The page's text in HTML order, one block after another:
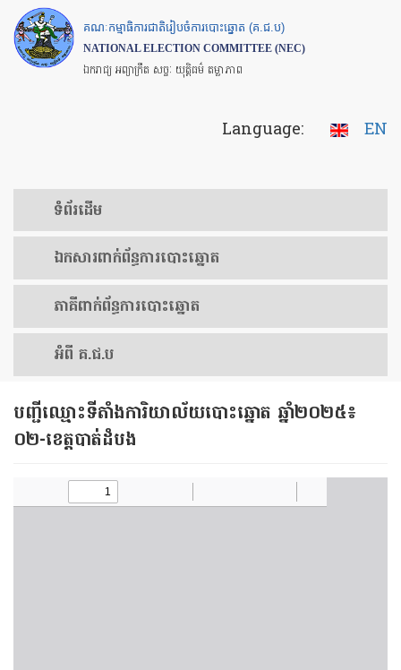
Skip
to
main
គណៈកម្មាធិការជាតិរៀបចំការបោះឆ្នោត (គ.ជ.ប)
NATIONAL ELECTION COMMITTEE (NEC)
ឯករាជ្យ អព្យាក្រឹត សច្ចៈ យុត្តិធម៌ តម្លាភាព
Language: EN
ទំព័រ​ដើម
ឯកសារ​ពាក់ព័ន្ធ​ការ​បោះឆ្នោត
​ភាគីពាក់ព័ន្ធ​​ការ​បោះឆ្នោត
អំពី គ.ជ.ប
បញ្ជីឈ្មោះទីតាំងការិយាល័យបោះឆ្នោត ឆ្នាំ២០២៥៖
០២-ខេត្តបាត់ដំបង